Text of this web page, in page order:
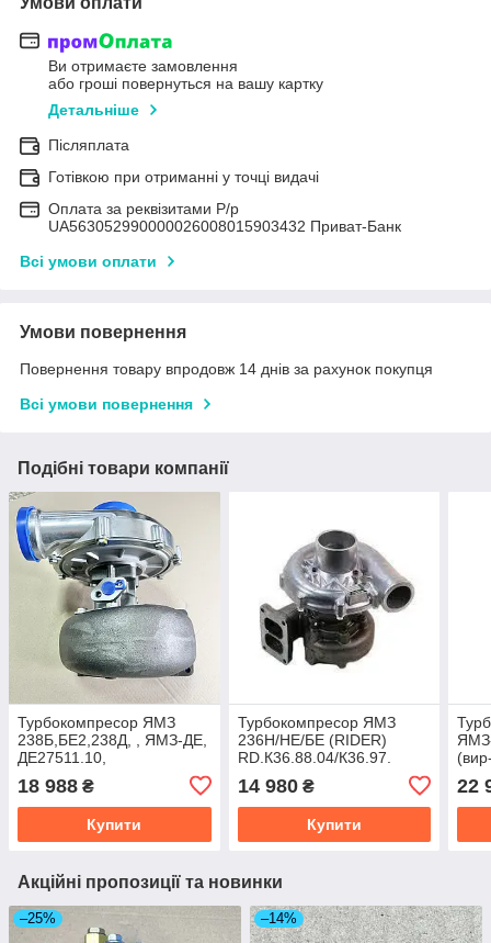
Ви отримаєте замовлення
або гроші повернуться на вашу картку
Детальніше
Післяплата
Готівкою при отриманні у точці видачі
Оплата за реквізитами Р/р
UA563052990000026008015903432 Приват-Банк
Всі умови оплати
Умови повернення
Повернення товару впродовж 14 днів за рахунок покупця
Всі умови повернення
Подібні товари компанії
Турбокомпресор ЯМЗ
238Б,БЕ2,238Д, , ЯМЗ-ДЕ,
ДЕ27511.10,
7512.10,7513.10,7514.10
(DTL) К36-87-01
18 988 ₴
Купити
Турбокомпресор ЯМЗ
236Н/НЕ/БЕ (RIDER)
RD.К36.88.04/К36.97.
14 980₴
Купити
22
Акційні пропозиції та новинки
–25% –14%